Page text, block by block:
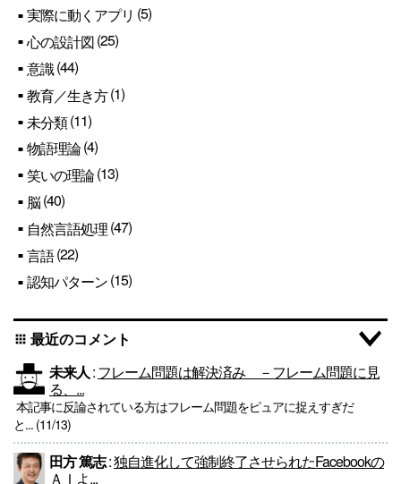
実際に動くアプリ (5)
心の設計図(25)
意識(44)
教育／生き方(1)
未分類(11)
物語理論(4)
笑いの理論(13)
脳(40)
自然言語処理(47)
言語(22)
認知パターン(15)
apps 最近のコメント
未来人:フレーム問題は解決済み －フレーム問題に見
る、...
本記事に反論されている方はフレーム問題をピュアに捉えすぎだ
と... (11/13)
田方 篤志:独自進化して強制終了させられたFacebookの
ＡＩよ...